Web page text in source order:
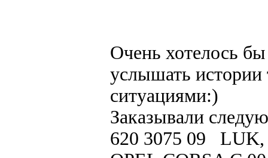
Очень хотелось
услышать истории
ситуациями:)
Заказывали
620 3075 09 LUK,